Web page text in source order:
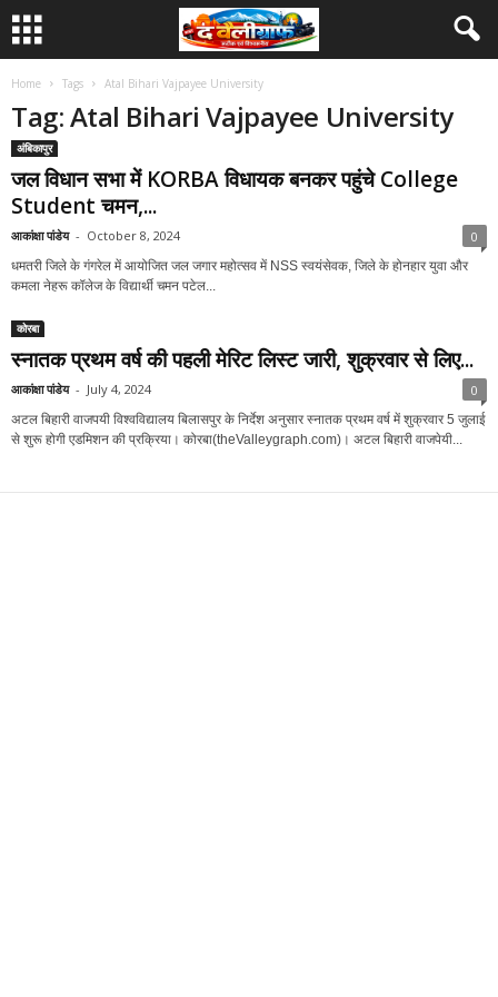
Home Tags Atal Bihari Vajpayee University
Tag: Atal Bihari Vajpayee University
अंबिकापुर
जल विधान सभा में KORBA विधायक बनकर पहुंचे College
Student चमन,...
आकांक्षा पांडेय - October 8, 2024 0
धमतरी जिले के गंगरेल में आयोजित जल जगार महोत्सव में NSS स्वयंसेवक, जिले के होनहार युवा और
कमला नेहरू कॉलेज के विद्यार्थी चमन पटेल...
कोरबा
स्नातक प्रथम वर्ष की पहली मेरिट लिस्ट जारी, शुक्रवार से लिए...
आकांक्षा पांडेय - July 4, 2024 0
अटल बिहारी वाजपयी विश्वविद्यालय बिलासपुर के निर्देश अनुसार स्नातक प्रथम वर्ष में शुक्रवार 5 जुलाई
से शुरू होगी एडमिशन की प्रक्रिया। कोरबा(theValleygraph.com)। अटल बिहारी वाजपेयी...